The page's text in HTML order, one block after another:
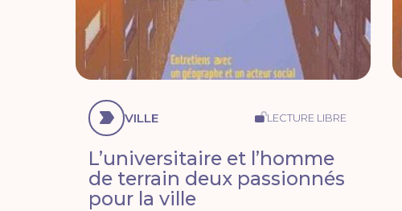
VILLE LECTURE LIBRE
L’universitaire et l’homme
de terrain deux passionnés
pour la ville